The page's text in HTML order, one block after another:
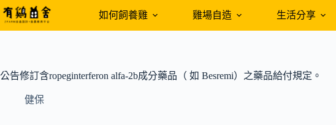
跳
至
容
如何飼養雞 雞場自造 生活分享
公告修訂含ropeginterferon alfa-2b成分藥品（ 如 Besremi）之藥品給付規定。
健保